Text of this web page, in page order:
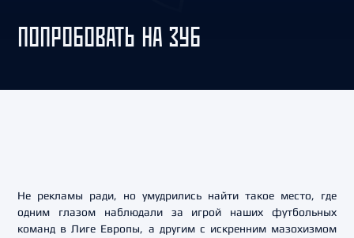
ПОПРОБОВАТЬ НА ЗУБ
Не рекламы ради, но умудрились найти такое место, где
одним глазом наблюдали за игрой наших футбольных
команд в Лиге Европы, а другим с искренним мазохизмом